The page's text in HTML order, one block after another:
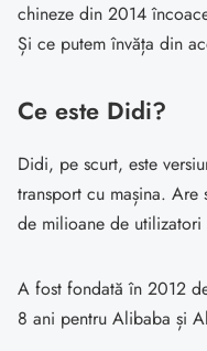
chineze din 2014
Și ce putem învăța din
Ce este Didi?
Didi, pe scurt, este
transport cu mașina.
de milioane de
A fost fondată în 2012
8 ani pentru Alibaba și